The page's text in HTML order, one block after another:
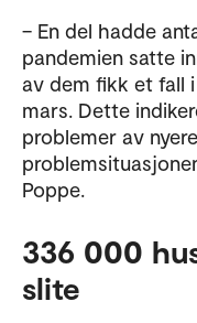
– En del hadde
pandemien satte
av dem fikk et fall
mars. Dette
problemer av
Poppe.
336 000
slite